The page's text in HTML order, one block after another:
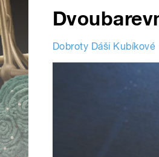
Dobroty Dáši Kubíkové